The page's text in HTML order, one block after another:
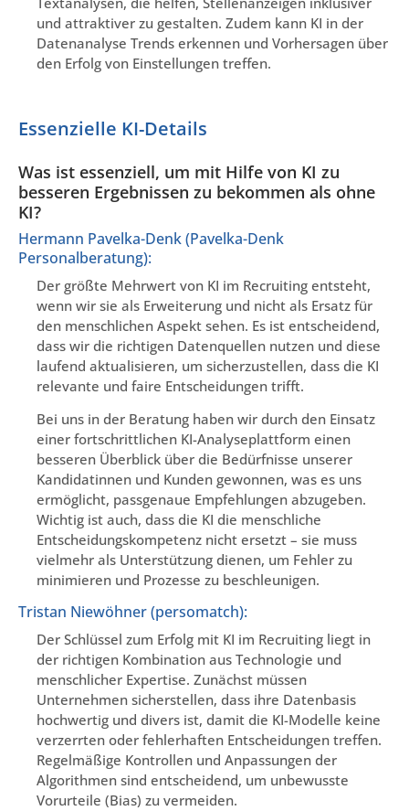
und attraktiver zu gestalten. Zudem kann KI in der
Datenanalyse Trends erkennen und Vorhersagen über
den Erfolg von Einstellungen treffen.
Essenzielle KI-Details
Was ist essenziell, um mit Hilfe von KI zu
besseren Ergebnissen zu bekommen als ohne
KI?
Hermann Pavelka-Denk (Pavelka-Denk
Personalberatung):
Der größte Mehrwert von KI im Recruiting entsteht,
wenn wir sie als Erweiterung und nicht als Ersatz für
den menschlichen Aspekt sehen. Es ist entscheidend,
dass wir die richtigen Datenquellen nutzen und diese
laufend aktualisieren, um sicherzustellen, dass die KI
relevante und faire Entscheidungen trifft.
Bei uns in der Beratung haben wir durch den Einsatz
einer fortschrittlichen KI-Analyseplattform einen
besseren Überblick über die Bedürfnisse unserer
Kandidatinnen und Kunden gewonnen, was es uns
ermöglicht, passgenaue Empfehlungen abzugeben.
Wichtig ist auch, dass die KI die menschliche
Entscheidungskompetenz nicht ersetzt – sie muss
vielmehr als Unterstützung dienen, um Fehler zu
minimieren und Prozesse zu beschleunigen.
Tristan Niewöhner (persomatch):
Der Schlüssel zum Erfolg mit KI im Recruiting liegt in
der richtigen Kombination aus Technologie und
menschlicher Expertise. Zunächst müssen
Unternehmen sicherstellen, dass ihre Datenbasis
hochwertig und divers ist, damit die KI-Modelle keine
verzerrten oder fehlerhaften Entscheidungen treffen.
Regelmäßige Kontrollen und Anpassungen der
Algorithmen sind entscheidend, um unbewusste
Vorurteile (Bias) zu vermeiden.